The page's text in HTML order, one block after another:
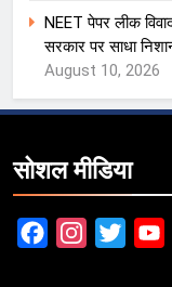
NEET पेपर लीक
सरकार पर साधा
August 10, 2026
सोशल मीडिया
FacebookInstagram